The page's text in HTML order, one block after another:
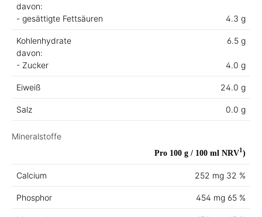
davon:
- gesättigte Fettsäuren
4.3 g
Kohlenhydrate
davon:
- Zucker
6.5 g
4.0 g
Eiweiß 24.0 g
Salz 0.0 g
Mineralstoffe
Pro 100 g / 100 ml NRV1)
Calcium 252 mg 32 %
Phosphor 454 mg 65 %